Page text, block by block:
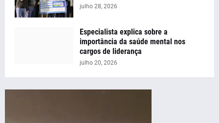
julho 28, 2026
Especialista explica sobre a
importância da saúde mental nos
cargos de liderança
julho 20, 2026